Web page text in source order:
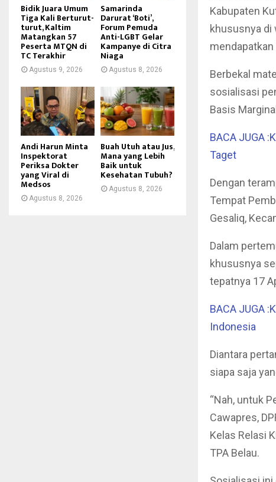
Kabupaten
khususnya di
Berbekal
sosialisasi
Basis
BACA JUGA
Taget
Dengan
Tempat
Gesaliq,
Dalam
khususnya
tepatnya 17
BACA JUGA
Indonesia
Diantara
siapa saja
“Nah, untuk
Cawapres,
Kelas Relasi
TPA Belau.
Bidik Juara Umum
Tiga Kali Berturut-
turut, Kaltim
Matangkan 57
Peserta MTQN di
TC Terakhir
Agustus 9, 2026
Samarinda
Darurat ‘Boti’,
Forum Pemuda
Anti-LGBT Gelar
Kampanye di Citra
Niaga
Agustus 8, 2026
Andi Harun Minta
Inspektorat
Periksa Dokter
yang Viral di
Medsos
Agustus 8, 2026
Buah Utuh atau Jus,
Mana yang Lebih
Baik untuk
Kesehatan Tubuh?
Agustus 8, 2026